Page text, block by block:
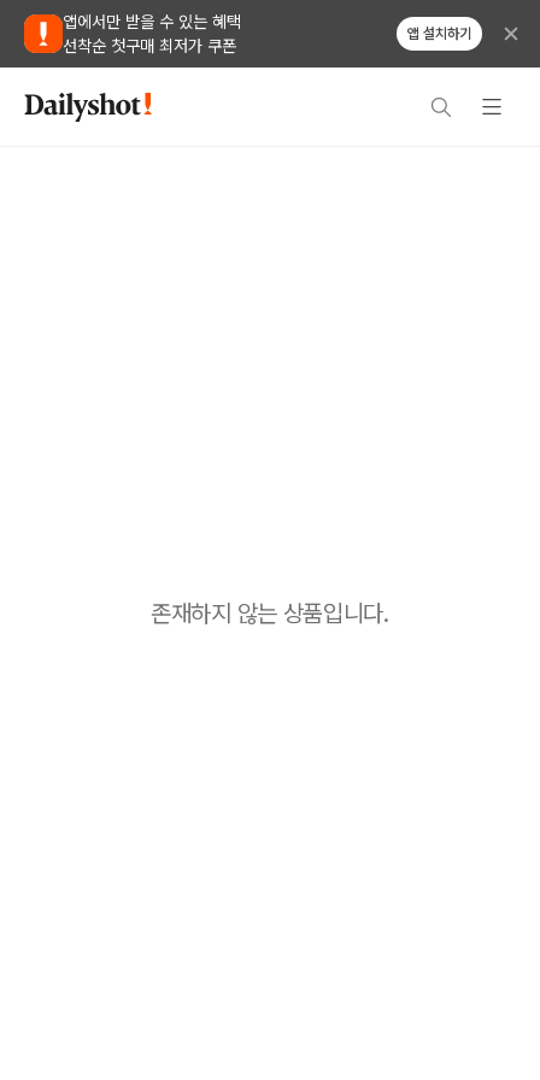
앱에서만 받을 수 있는 혜택
선착순 첫구매 최저가 쿠폰
앱 설치하기
존재하지 않는 상품입니다.